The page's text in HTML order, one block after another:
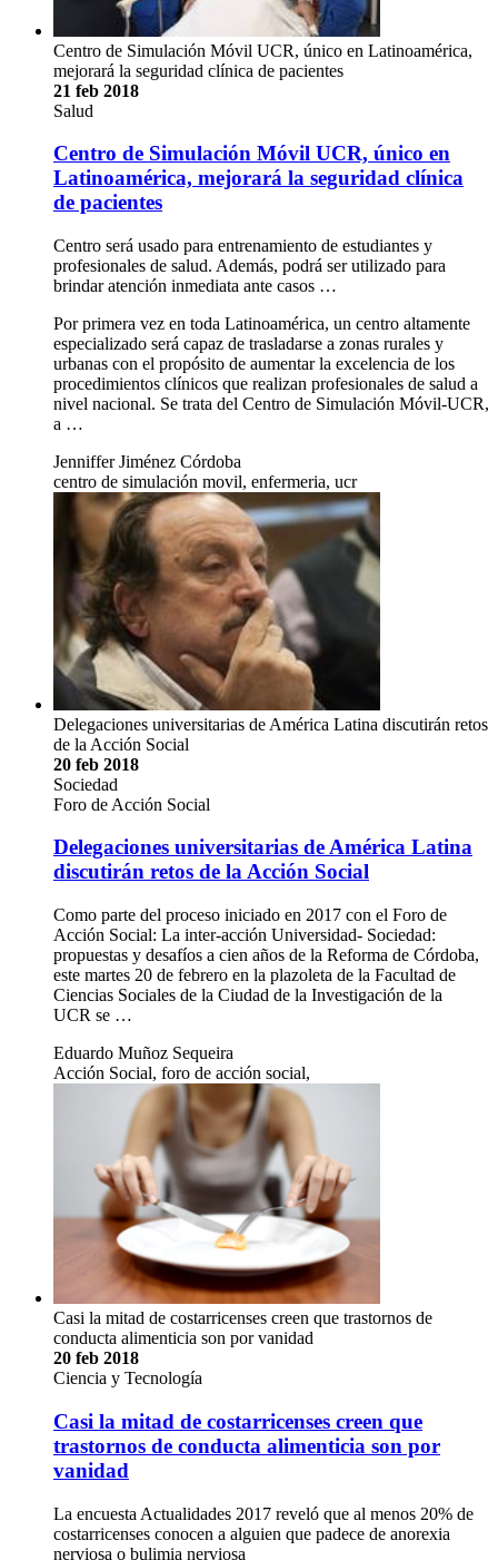
Centro de Simulación Móvil UCR, único en Latinoamérica,
mejorará la seguridad clínica de pacientes
21 feb 2018
Salud
Centro de Simulación Móvil UCR, único en
Latinoamérica, mejorará la seguridad clínica
de pacientes
Centro será usado para entrenamiento de estudiantes y
profesionales de salud. Además, podrá ser utilizado para
brindar atención inmediata ante casos …
Por primera vez en toda Latinoamérica, un centro altamente
especializado será capaz de trasladarse a zonas rurales y
urbanas con el propósito de aumentar la excelencia de los
procedimientos clínicos que realizan profesionales de salud a
nivel nacional. Se trata del Centro de Simulación Móvil-UCR,
a …
Jenniffer Jiménez Córdoba
centro de simulación movil, enfermeria, ucr
Delegaciones universitarias de América Latina discutirán retos
de la Acción Social
20 feb 2018
Sociedad
Foro de Acción Social
Delegaciones universitarias de América Latina
discutirán retos de la Acción Social
Como parte del proceso iniciado en 2017 con el Foro de
Acción Social: La inter-acción Universidad- Sociedad:
propuestas y desafíos a cien años de la Reforma de Córdoba,
este martes 20 de febrero en la plazoleta de la Facultad de
Ciencias Sociales de la Ciudad de la Investigación de la
UCR se …
Eduardo Muñoz Sequeira
Acción Social, foro de acción social,
Casi la mitad de costarricenses creen que trastornos de
conducta alimenticia son por vanidad
20 feb 2018
Ciencia y Tecnología
Casi la mitad de costarricenses creen que
trastornos de conducta alimenticia son por
vanidad
La encuesta Actualidades 2017 reveló que al menos 20% de
costarricenses conocen a alguien que padece de anorexia
nerviosa o bulimia nerviosa